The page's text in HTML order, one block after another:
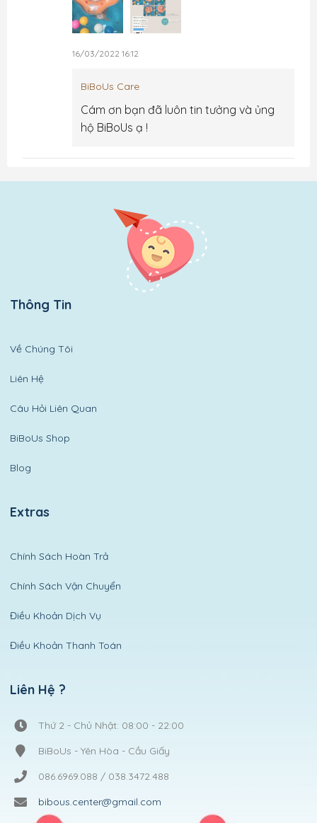
16/03/2022 16:12
BiBoUs Care
Cám ơn bạn đã luôn tin tưởng và ủng
hộ BiBoUs ạ !
Thông Tin
Về Chúng Tôi
Liên Hệ
Câu Hỏi Liên Quan
BiBoUs Shop
Blog
Extras
Chính Sách Hoàn Trả
Chính Sách Vận Chuyển
Điều Khoản Dịch Vụ
Điều Khoản Thanh Toán
Liên Hệ ?
Thứ 2 - Chủ Nhật: 08:00 - 22:00
BiBoUs - Yên Hòa - Cầu Giấy
086.6969.088 / 038.3472.488
bibous.center@gmail.com